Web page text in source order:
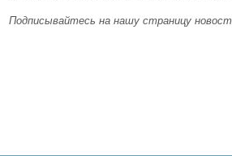
Подписывайтесь на нашу страницу